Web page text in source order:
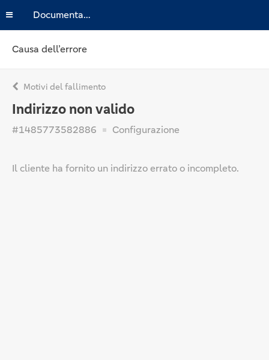
Documentazione
Causa dell’errore
Motivi del fallimento
Indirizzo non valido
#1485773582886 Configurazione
Il cliente ha fornito un indirizzo errato o incompleto.